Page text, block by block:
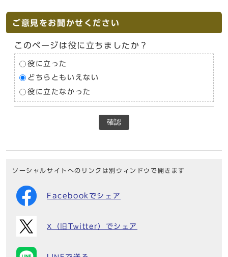
ご意見をお聞かせください
このページは役に立ちましたか？
役に立った
どちらともいえない
役に立たなかった
確認
ソーシャルサイトへのリンクは別ウィンドウで開きます
Facebookでシェア
X（旧Twitter）でシェア